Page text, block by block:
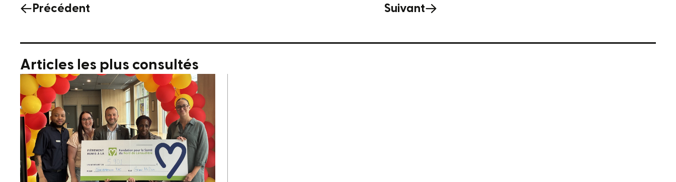
Précédent Suivant
Articles les plus consultés